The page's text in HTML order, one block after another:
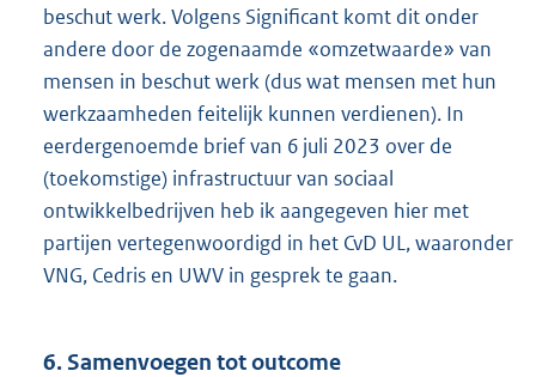
beschut werk. Volgens Significant komt dit onder
andere door de zogenaamde «omzetwaarde» van
mensen in beschut werk (dus wat mensen met hun
werkzaamheden feitelijk kunnen verdienen). In
eerdergenoemde brief van 6 juli 2023 over de
(toekomstige) infrastructuur van sociaal
ontwikkelbedrijven heb ik aangegeven hier met
partijen vertegenwoordigd in het CvD UL, waaronder
VNG, Cedris en UWV in gesprek te gaan.
6. Samenvoegen tot outcome